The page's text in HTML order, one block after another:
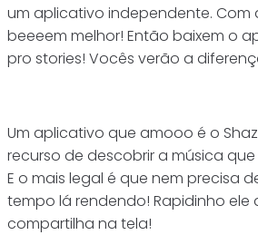
um aplicativo independente. Com
beeeem melhor! Então baixem o
pro stories! Vocês verão a
Um aplicativo que amooo é o
recurso de descobrir a música
E o mais legal é que nem precisa
tempo lá rendendo! Rapidinho ele
compartilha na tela!